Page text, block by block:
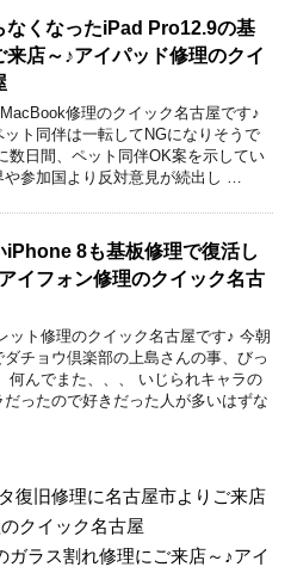
なくなったiPad Pro12.9の基
来店～♪アイパッド修理のクイ
修理のクイック名古屋です♪
ット同伴は一転してNGになりそうで
数日間、ペット同伴OK案を示してい
や参加国より反対意見が続出し …
iPhone 8も基板修理で復活し
イフォン修理のクイック名古
ット修理のクイック名古屋です♪ 今朝
チョウ倶楽部の上島さんの事、びっ
何んでまた、、、 いじられキャラの
ったので好きだった人が多いはずな
復旧修理に名古屋市よりご来店
クイック名古屋
ガラス割れ修理にご来店～♪アイ